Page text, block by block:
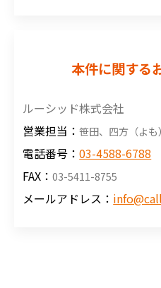
本件に関する
ルーシッド株式会社
営業担当：笹田、四方（よも）
電話番号：03-4588-6788
FAX：03-5411-8755
メールアドレス：